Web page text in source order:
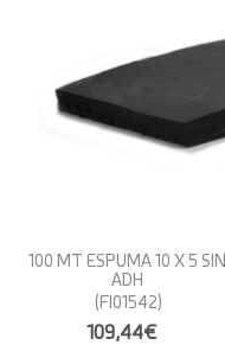
100 MT ESPUMA 10 X 5 SIN
ADH
(FI01542)
109,44€